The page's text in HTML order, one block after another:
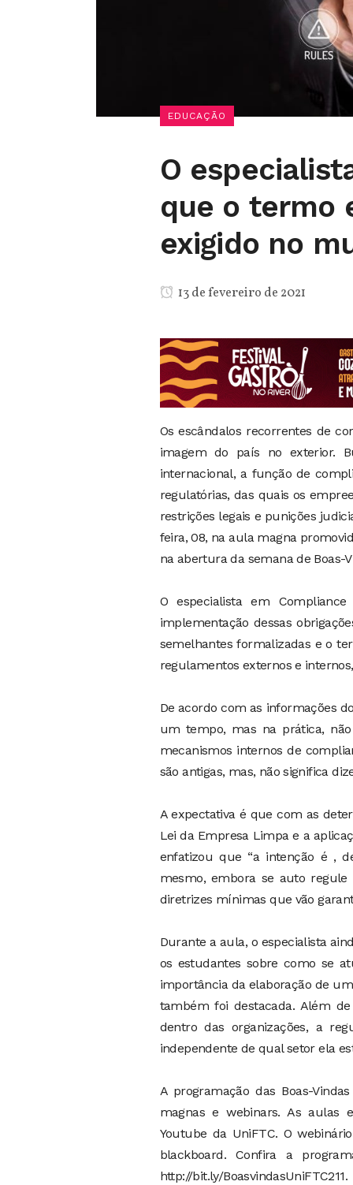
EDUCAÇÃO
O
que o termo
exigido no
13 de fevereiro de 2021
Os escândalos recorrentes de
imagem do país no exterior.
internacional, a função de
regulatórias, das quais os
restrições legais e punições
feira, 08, na aula magna
na abertura da semana de Boas-
O especialista em
implementação dessas
semelhantes formalizadas e o
regulamentos externos e
De acordo com as informações
um tempo, mas na prática,
mecanismos internos de
são antigas, mas, não significa
A expectativa é que com as
Lei da Empresa Limpa e a
enfatizou que “a intenção é ,
mesmo, embora se auto
diretrizes mínimas que vão
Durante a aula, o especialista
os estudantes sobre como se
importância da elaboração de
também foi destacada. Além
dentro das organizações, a
independente de qual setor ela
A programação das Boas-
magnas e webinars. As aulas
Youtube da UniFTC. O
blackboard. Confira a
http://bit.ly/BoasvindasUniFTC211.